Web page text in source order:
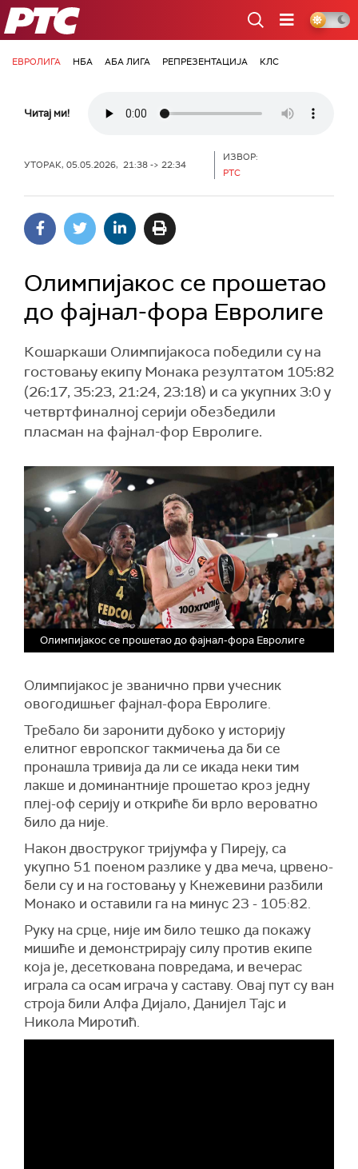
РТС
ЕВРОЛИГА НБА АБА ЛИГА РЕПРЕЗЕНТАЦИЈА КЛС
Читај ми!
УТОРАК, 05.05.2026, 21:38 -> 22:34
ИЗВОР:
РТС
Олимпијакос се прошетао
до фајнал-фора Евролиге
Кошаркаши Олимпијакоса победили су на
гостовању екипу Монака резултатом 105:82
(26:17, 35:23, 21:24, 23:18) и са укупних 3:0 у
четвртфиналној серији обезбедили
пласман на фајнал-фор Евролиге.
Олимпијакос се прошетао до фајнал-фора Евролиге
Олимпијакос је званично први учесник
овогодишњег фајнал-фора Евролиге.
Требало би заронити дубоко у историју
елитног европског такмичења да би се
пронашла тривија да ли се икада неки тим
лакше и доминантније прошетао кроз једну
плеј-оф серију и откриће би врло вероватно
било да није.
Након двоструког тријумфа у Пиреју, са
укупно 51 поеном разлике у два меча, црвено-
бели су и на гостовању у Кнежевини разбили
Монако и оставили га на минус 23 - 105:82.
Руку на срце, није им било тешко да покажу
мишиће и демонстрирају силу против екипе
која је, десеткована повредама, и вечерас
играла са осам играча у саставу. Овај пут су ван
строја били Алфа Дијало, Данијел Тајс и
Никола Миротић.